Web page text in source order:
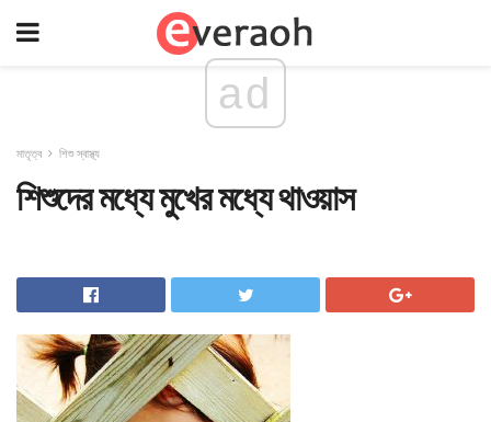
ad
মাতৃত্ব শিশু স্বাস্থ্য
শিশুদের মধ্যে মুখের মধ্যে থাওয়াস